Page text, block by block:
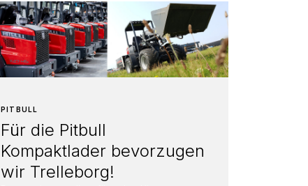
PITBULL
Für die Pitbull
Kompaktlader bevorzugen
wir Trelleborg!